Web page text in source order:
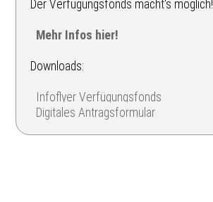
Der Verfügungsfonds macht's möglich!
Mehr Infos hier!
Downloads:
Infoflyer Verfügungsfonds
Digitales Antragsformular